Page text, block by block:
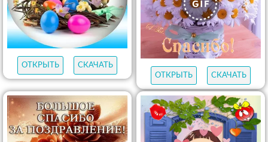
ОТКРЫТЬ
СКАЧАТЬ
ОТКРЫТЬ
СКАЧАТЬ